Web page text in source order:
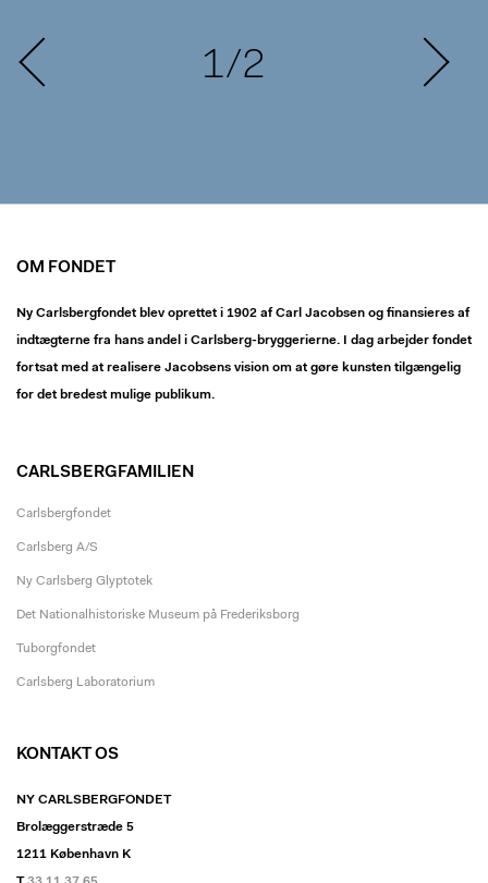
1/2
OM FONDET
Ny Carlsbergfondet blev oprettet i 1902 af Carl Jacobsen og finansieres af
indtægterne fra hans andel i Carlsberg-bryggerierne. I dag arbejder fondet
fortsat med at realisere Jacobsens vision om at gøre kunsten tilgængelig
for det bredest mulige publikum.
CARLSBERGFAMILIEN
Carlsbergfondet
Carlsberg A/S
Ny Carlsberg Glyptotek
Det Nationalhistoriske Museum på Frederiksborg
Tuborgfondet
Carlsberg Laboratorium
KONTAKT OS
NY CARLSBERGFONDET
Brolæggerstræde 5
1211 København K